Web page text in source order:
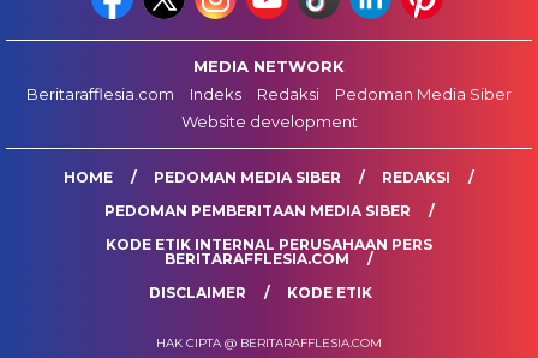
MEDIA NETWORK
Beritarafflesia.com
Indeks Redaksi
Pedoman Media Siber
Website development
HOME PEDOMAN MEDIA SIBER
REDAKSI
PEDOMAN PEMBERITAAN MEDIA SIBER
KODE ETIK INTERNAL PERUSAHAAN PERS
BERITARAFFLESIA.COM
DISCLAIMER
KODE ETIK
HAK CIPTA @ BERITARAFFLESIA.COM